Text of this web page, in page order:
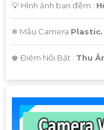
💡 Hình ảnh ban đêm :
❄ Mẫu Camera Plastic.
️♚ Điểm Nỗi Bật : Thu